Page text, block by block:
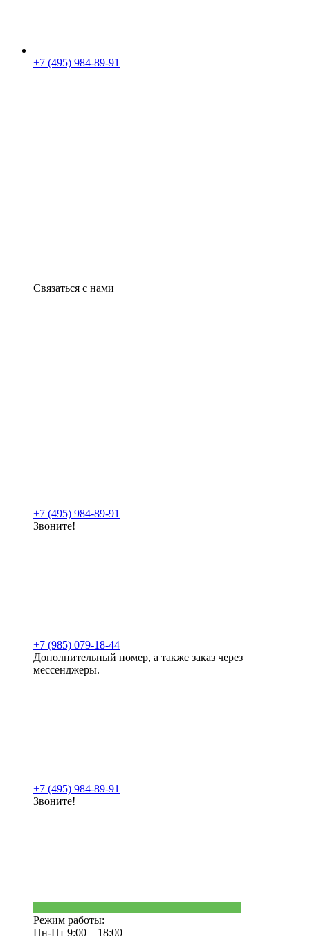
+7 (495) 984-89-91
Связаться с нами
+7 (495) 984-89-91
Звоните!
+7 (985) 079-18-44
Дополнительный номер, а также заказ через
мессенджеры.
+7 (495) 984-89-91
Звоните!
Режим работы:
Пн-Пт 9:00—18:00